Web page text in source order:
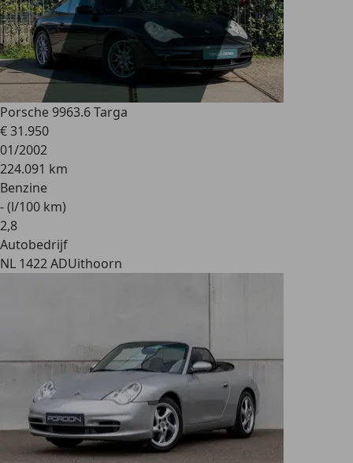
Porsche 9963.6 Targa
€ 31.950
01/2002
224.091 km
Benzine
- (l/100 km)
2,8
Autobedrijf
NL 1422 ADUithoorn